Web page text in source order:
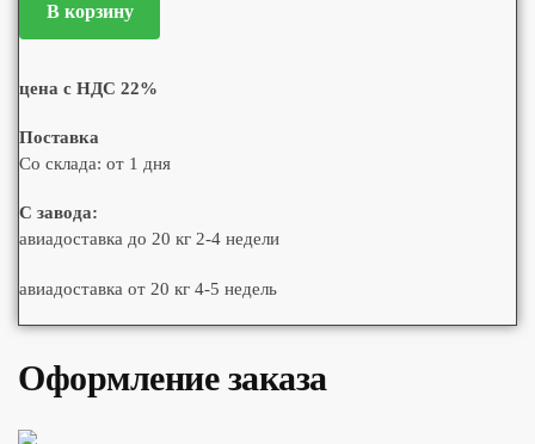
В корзину
цена с НДС 22%
Поставка
Со склада: от 1 дня
С завода:
авиадоставка до 20 кг 2-4 недели
авиадоставка от 20 кг 4-5 недель
Оформление заказа